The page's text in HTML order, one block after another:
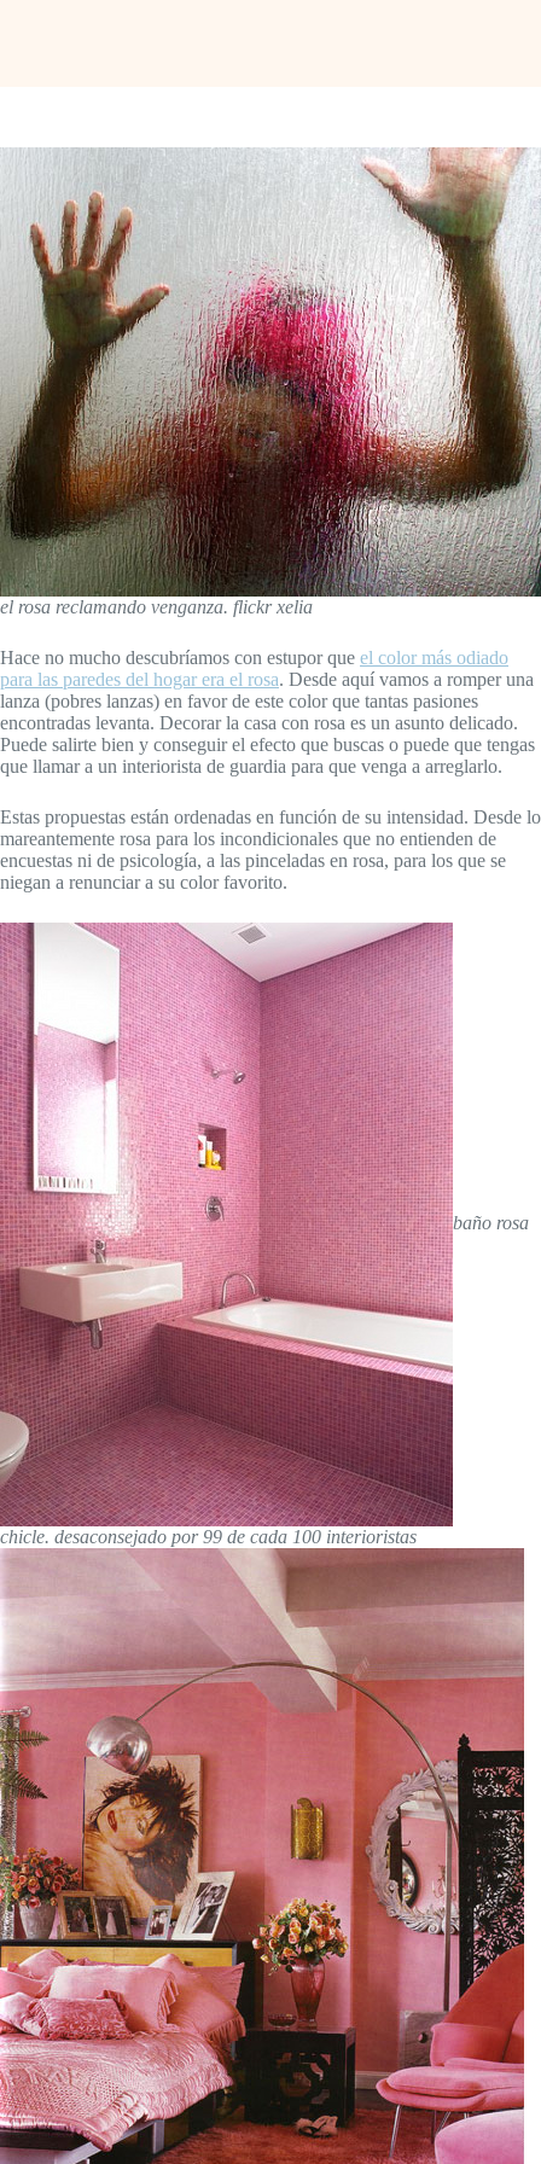
el rosa reclamando venganza. flickr xelia
Hace no mucho descubríamos con estupor que el color más odiado
para las paredes del hogar era el rosa. Desde aquí vamos a romper una
lanza (pobres lanzas) en favor de este color que tantas pasiones
encontradas levanta. Decorar la casa con rosa es un asunto delicado.
Puede salirte bien y conseguir el efecto que buscas o puede que tengas
que llamar a un interiorista de guardia para que venga a arreglarlo.
Estas propuestas están ordenadas en función de su intensidad. Desde lo
mareantemente rosa para los incondicionales que no entienden de
encuestas ni de psicología, a las pinceladas en rosa, para los que se
niegan a renunciar a su color favorito.
baño rosa
chicle. desaconsejado por 99 de cada 100 interioristas